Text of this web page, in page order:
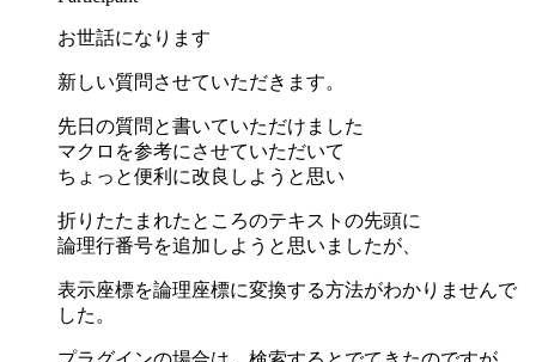
お世話になります
新しい質問させていただきます。
先日の質問と書いていただけました
マクロを参考にさせていただいて
ちょっと便利に改良しようと思い
折りたたまれたところのテキストの先頭に
論理行番号を追加しようと思いましたが、
表示座標を論理座標に変換する方法がわかりませんで
した。